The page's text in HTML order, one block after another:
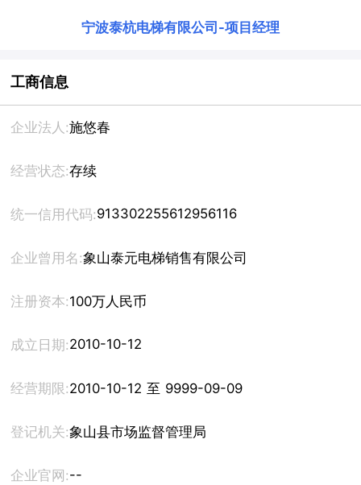
宁波泰杭电梯有限公司 -项目经理
工商信息
企业法人:施悠春
经营状态:存续
统一信用代码:913302255612956116
企业曾用名:象山泰元电梯销售有限公司
注册资本:100万人民币
成立日期:2010-10-12
经营期限: 2010-10-12 至 9999-09-09
登记机关:象山县市场监督管理局
企业官网:--